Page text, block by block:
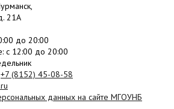
21А
до 20:00
: c 12:00 до 20:00
+7 (8152) 45-08-58
данных на сайте МГОУНБ